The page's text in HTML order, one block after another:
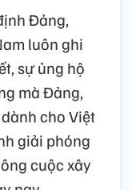
Đảng,
luôn ghi
sự ủng hộ
mà Đảng,
cho Việt
giải phóng
cuộc xây